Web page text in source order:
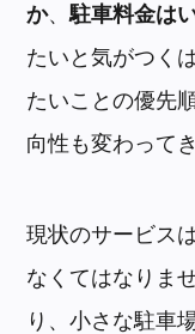
か、駐車料金は
たいと気がつく
たいことの優先
向性も変わって
現状のサービス
なくてはなりま
り、小さな駐車